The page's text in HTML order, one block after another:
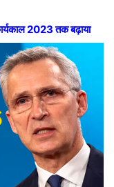
2023 तक बढ़ाया